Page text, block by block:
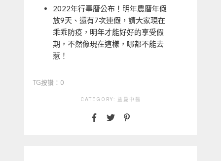
2022年行事曆公布！明年農曆年假
放9天、還有7次連假，請大家現在
乖乖防疫，明年才能好好的享受假
期，不然像現在這樣，哪都不能去
惹！
TG按讚：0
CATEGORY: 益曼中醫